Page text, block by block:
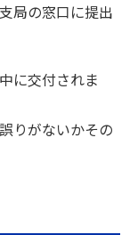
局の窓口に提出
に交付されま
りがないかその